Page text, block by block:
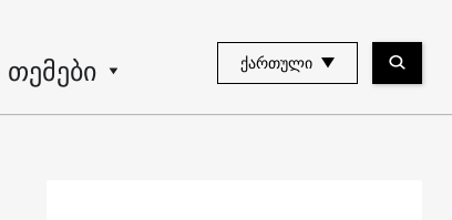
თემები ᲥᲐᲠᲗᲣᲚᲘ